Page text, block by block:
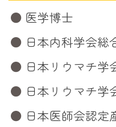
医学博士
日本内科学会総
日本リウマチ学
日本リウマチ学
日本医師会認定